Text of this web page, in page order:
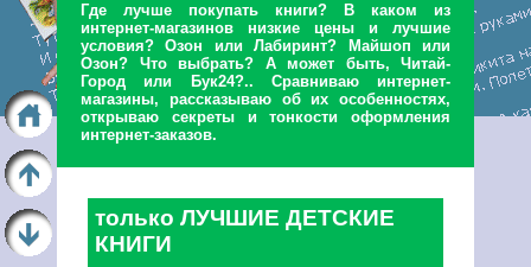
Где лучше покупать книги? В каком из
интернет-магазинов низкие цены и лучшие
условия? Озон или Лабиринт? Майшоп или
Озон? Что выбрать? А может быть, Читай-
Город или Бук24?.. Сравниваю интернет-
магазины, рассказываю об их особенностях,
открываю секреты и тонкости оформления
интернет-заказов.
только ЛУЧШИЕ ДЕТСКИЕ
КНИГИ